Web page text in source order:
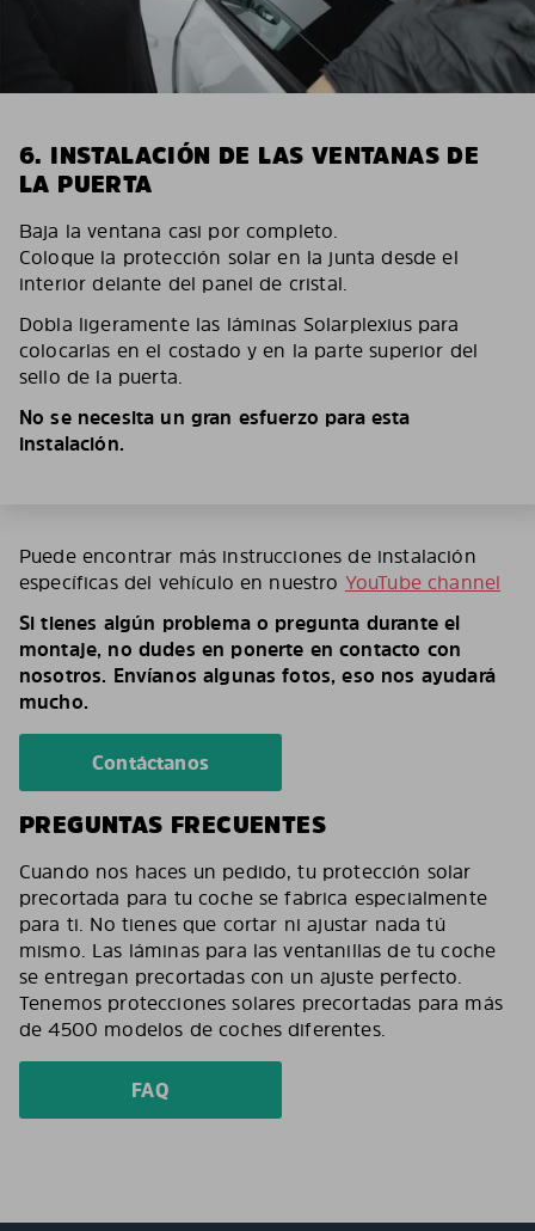
6. INSTALACIÓN DE LAS VENTANAS DE
LA PUERTA
Baja la ventana casi por completo.
Coloque la protección solar en la junta desde el
interior delante del panel de cristal.
Dobla ligeramente las láminas Solarplexius para
colocarlas en el costado y en la parte superior del
sello de la puerta.
No se necesita un gran esfuerzo para esta
instalación.
Puede encontrar más instrucciones de instalación
específicas del vehículo en nuestro YouTube channel
Si tienes algún problema o pregunta durante el
montaje, no dudes en ponerte en contacto con
nosotros. Envíanos algunas fotos, eso nos ayudará
mucho.
Contáctanos
PREGUNTAS FRECUENTES
Cuando nos haces un pedido, tu protección solar
precortada para tu coche se fabrica especialmente
para ti. No tienes que cortar ni ajustar nada tú
mismo. Las láminas para las ventanillas de tu coche
se entregan precortadas con un ajuste perfecto.
Tenemos protecciones solares precortadas para más
de 4500 modelos de coches diferentes.
FAQ